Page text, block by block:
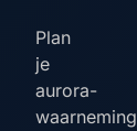
Plan
je
aurora-
waarneming